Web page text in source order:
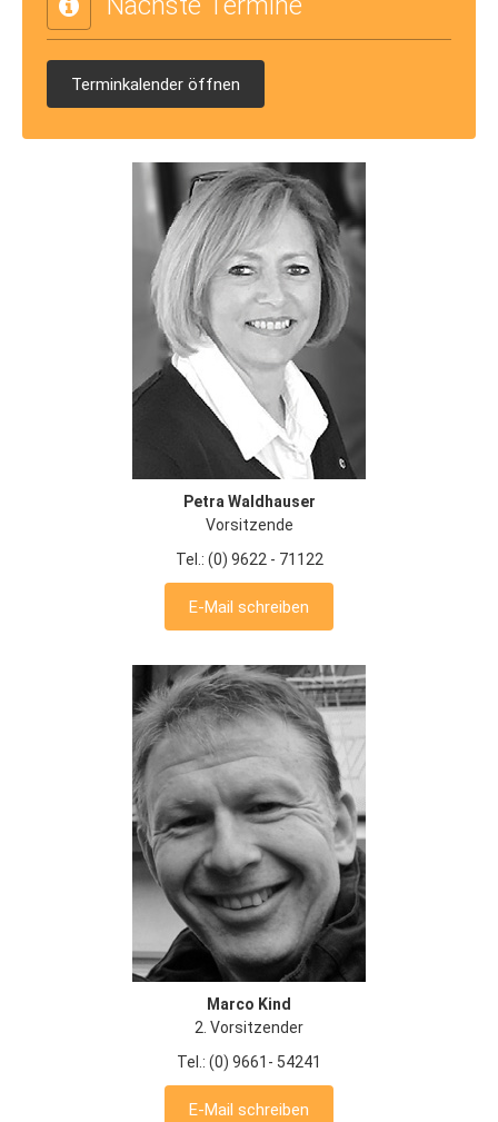
Terminkalender öffnen
Petra Waldhauser
Vorsitzende
Tel.: (0) 9622 - 71122
E-Mail schreiben
Marco Kind
2. Vorsitzender
Tel.: (0) 9661- 54241
E-Mail schreiben